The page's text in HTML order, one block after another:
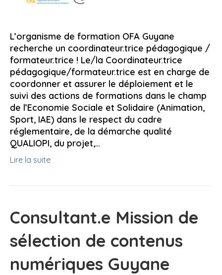
L’organisme de formation OFA Guyane
recherche un coordinateur.trice pédagogique /
formateur.trice ! Le/la Coordinateur.trice
pédagogique/formateur.trice est en charge de
coordonner et assurer le déploiement et le
suivi des actions de formations dans le champ
de l’Economie Sociale et Solidaire (Animation,
Sport, IAE) dans le respect du cadre
réglementaire, de la démarche qualité
QUALIOPI, du projet,…
Lire la suite
Consultant.e Mission de
sélection de contenus
numériques Guyane